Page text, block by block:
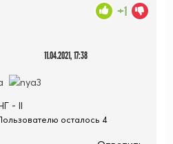
11.04.2021, 17:38
+1
- II
осталось 4